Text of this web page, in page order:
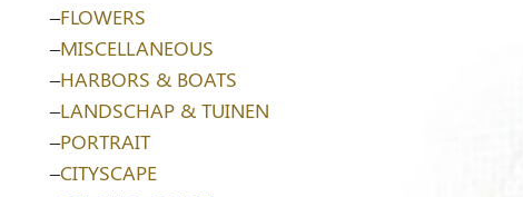
–FLOWERS
–MISCELLANEOUS
–HARBORS & BOATS
–LANDSCHAP & TUINEN
–PORTRAIT
–CITYSCAPE